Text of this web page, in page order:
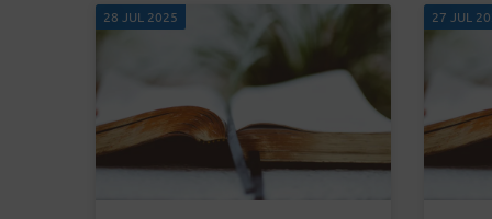
elkaar
ander
Heer
dat is
eraan
28 JUL 2025 27 JUL